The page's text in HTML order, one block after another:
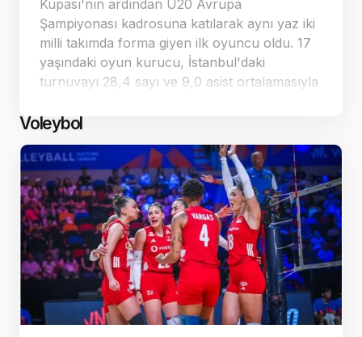
Kupası'nın ardından U20 Avrupa
Şampiyonası kadrosuna katılarak aynı yaz iki
milli takımda forma giyen ilk oyuncu oldu. 17
yaşındaki oyun kurucu, İstanbul'daki
turnuvayı 28,4 sayı ve 9,0 asist ortalamasıyla
ise farklı bir rolle savunma odaklı katkı
Voleybol